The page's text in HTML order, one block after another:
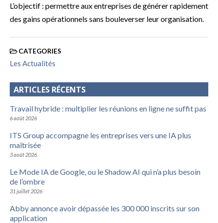
L’objectif : permettre aux entreprises de générer rapidement
des gains opérationnels sans bouleverser leur organisation.
CATEGORIES
Les Actualités
ARTICLES RÉCENTS
Travail hybride : multiplier les réunions en ligne ne suffit pas
6 août 2026
ITS Group accompagne les entreprises vers une IA plus
maîtrisée
3 août 2026
Le Mode IA de Google, ou le Shadow AI qui n’a plus besoin
de l’ombre
31 juillet 2026
Abby annonce avoir dépassée les 300 000 inscrits sur son
application